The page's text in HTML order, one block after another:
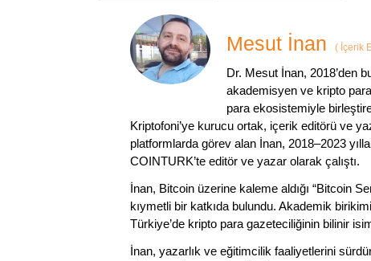
Mesut İnan ( İçerik
Dr. Mesut İnan, 2018’den
akademisyen ve kripto
para ekosistemiyle
Kriptofoni’ye kurucu ortak, içerik editörü ve
platformlarda görev alan İnan, 2018–2023
COINTURK’te editör ve yazar olarak çalıştı.
İnan, Bitcoin üzerine kaleme aldığı “Bitcoin
kıymetli bir katkıda bulundu. Akademik
Türkiye’de kripto para gazeteciliğinin bilinir
İnan, yazarlık ve eğitimcilik faaliyetlerini